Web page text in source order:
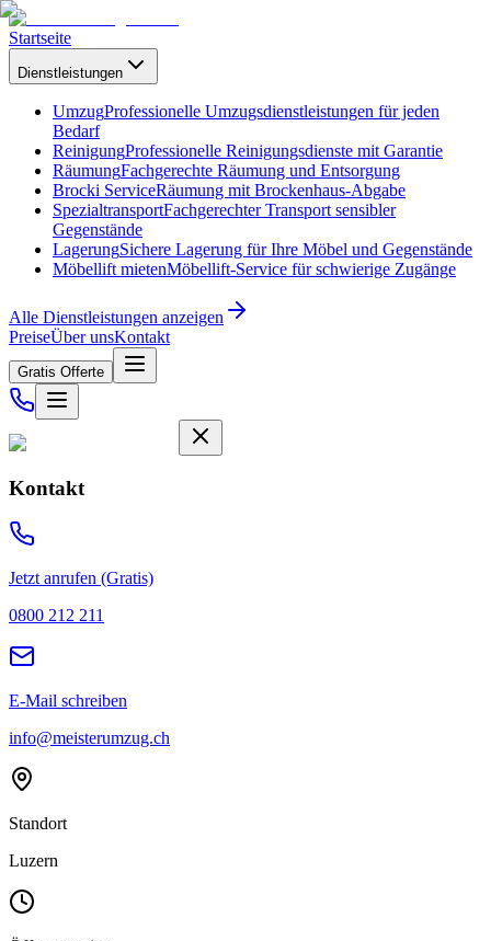
Startseite
Dienstleistungen
UmzugProfessionelle Umzugsdienstleistungen für jeden
Bedarf
ReinigungProfessionelle Reinigungsdienste mit Garantie
RäumungFachgerechte Räumung und Entsorgung
Brocki ServiceRäumung mit Brockenhaus-Abgabe
SpezialtransportFachgerechter Transport sensibler
Gegenstände
LagerungSichere Lagerung für Ihre Möbel und Gegenstände
Möbellift mietenMöbellift-Service für schwierige Zugänge
Alle Dienstleistungen anzeigen
PreiseÜber unsKontakt
Gratis Offerte
Kontakt
Jetzt anrufen (Gratis)
0800 212 211
E-Mail schreiben
info@meisterumzug.ch
Standort
Luzern